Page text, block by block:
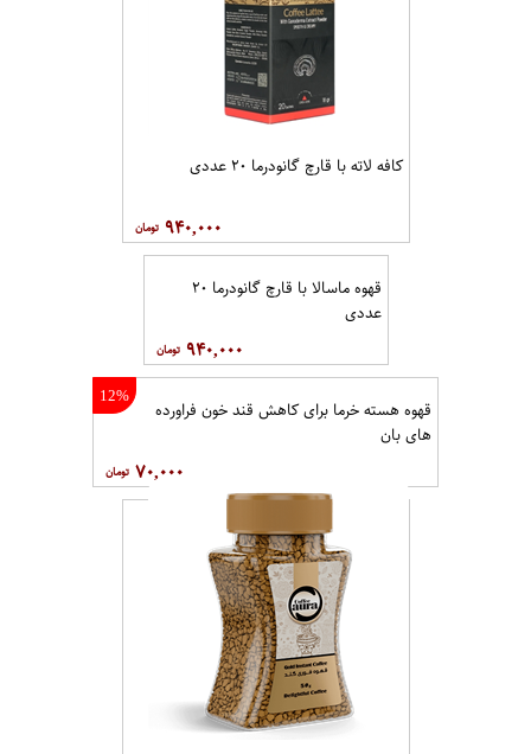
کافه لاته با قارچ گانودرما ۲۰ عددی
۹۴۰,۰۰۰
قهوه ماسالا با قارچ گانودرما ۲۰
عددی
۹۴۰,۰۰۰
12%
قهوه هسته خرما برای کاهش قند خون فراورده
های بان
۷۰,۰۰۰